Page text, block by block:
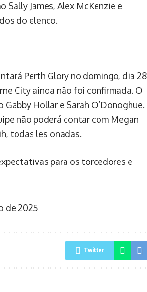
Sally James, Alex McKenzie e
do elenco.
Perth Glory no domingo, dia 28
City ainda não foi confirmada. O
Hollar e Sarah O’Donoghue.
não poderá contar com Megan
todas lesionadas.
para os torcedores e
de 2025
Twitter